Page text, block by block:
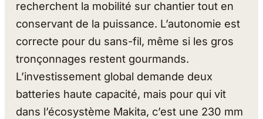
recherchent la mobilité sur chantier tout en
conservant de la puissance. L’autonomie est
correcte pour du sans-fil, même si les gros
tronçonnages restent gourmands.
L’investissement global demande deux
batteries haute capacité, mais pour qui vit
dans l’écosystème Makita, c’est une 230 mm